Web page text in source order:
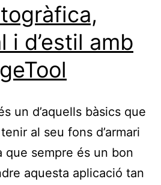
i d’estil amb
un d’aquells bàsics que
al seu fons d’armari
que sempre és un bon
aquesta aplicació tan